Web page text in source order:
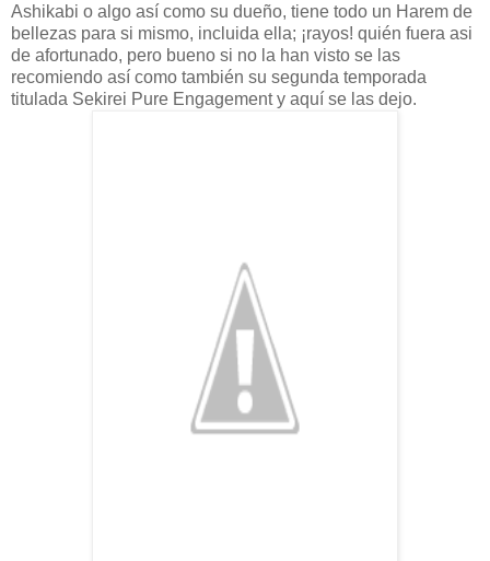
Ashikabi o algo así como su dueño, tiene todo un Harem de
bellezas para si mismo, incluida ella; ¡rayos! quién fuera asi
de afortunado, pero bueno si no la han visto se las
recomiendo así como también su segunda temporada
titulada Sekirei Pure Engagementy aquí se las dejo.